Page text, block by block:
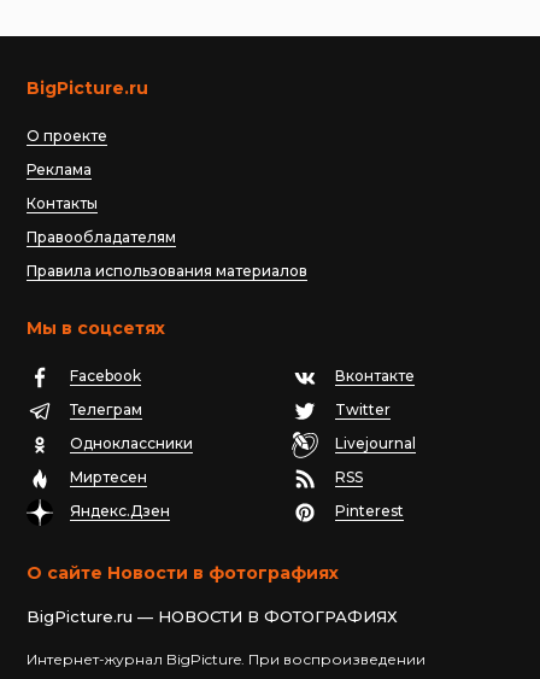
BigPicture.ru
О проекте
Реклама
Контакты
Правообладателям
Правила использования материалов
Мы в соцсетях
Facebook
Вконтакте
Телеграм
Twitter
Одноклассники
Livejournal
Миртесен
RSS
Яндекс.Дзен
Pinterest
О сайте Новости в фотографиях
BigPicture.ru — НОВОСТИ В ФОТОГРАФИЯХ
Интернет-журнал BigPicture. При воспроизведении